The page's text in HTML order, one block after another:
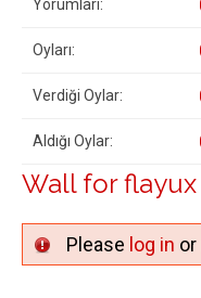
Yorumları:
Oyları:
Verdiği Oylar:
Aldığı Oylar:
Wall for flayux
Please log in or